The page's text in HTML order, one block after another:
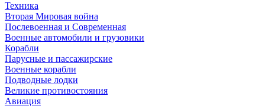
Техника
Вторая Мировая война
Послевоенная и Современная
Военные автомобили и грузовики
Корабли
Парусные и пассажирские
Военные корабли
Подводные лодки
Великие противостояния
Авиация